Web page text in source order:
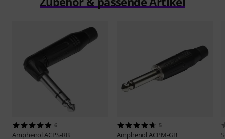
6
AmphenolACPS-RB
5
AmphenolACPM-GB